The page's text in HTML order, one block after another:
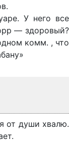
У него все
— здоровый?
комм. , что
от души хвалю.